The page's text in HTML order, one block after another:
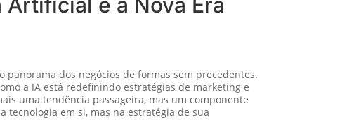
dos negócios de formas sem precedentes.
a IA está redefinindo estratégias de marketing e
uma tendência passageira, mas um componente
tecnologia em si, mas na estratégia de sua